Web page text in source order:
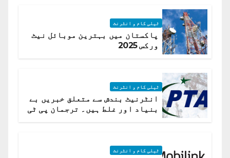
ٹیلی کام و انٹرنٹ
پاکستان میں بہترین موبائل نیٹ
ورکس 2025
ٹیلی کام و انٹرنٹ
انٹرنیٹ بندش سے متعلق خبریں بے
بنیاد اور غلط ہیں۔ ترجمان پی ٹی
ٹیلی کام و انٹرنٹ